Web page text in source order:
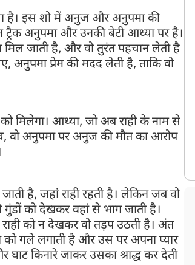
है। इस शो में अनुज और अनुपमा की
अनुपमा और उनकी बेटी आध्या पर है।
जाती है, और वो तुरंत पहचान लेती है
अनुपमा प्रेम की मदद लेती है, ताकि वो
मिलेगा। आध्या, जो अब राही के नाम से
वो अनुपमा पर अनुज की मौत का आरोप
है, जहां राही रहती है। लेकिन जब वो
गुंडों को देखकर वहां से भाग जाती है।
को न देखकर वो तड़प उठती है। अंत
को गले लगाती है और उस पर अपना प्यार
किनारे जाकर उसका श्राद्ध कर देती